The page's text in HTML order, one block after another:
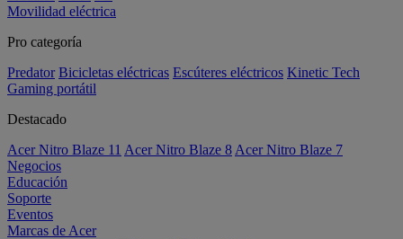
Movilidad eléctrica
Pro categoría
Predator Bicicletas eléctricas Escúteres eléctricos Kinetic Tech
Gaming portátil
Destacado
Acer Nitro Blaze 11 Acer Nitro Blaze 8 Acer Nitro Blaze 7
Negocios
Educación
Soporte
Eventos
Marcas de Acer